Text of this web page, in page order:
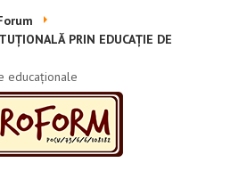
PRIN EDUCAȚIE DE
educaționale